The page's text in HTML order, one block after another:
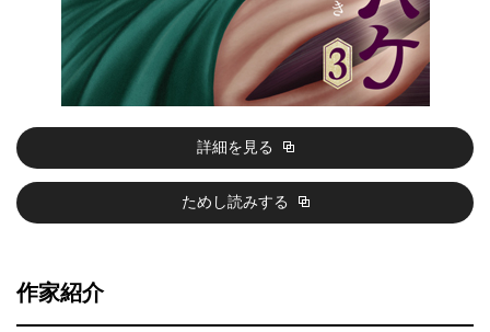
詳細を見る
ためし読みする
作家紹介